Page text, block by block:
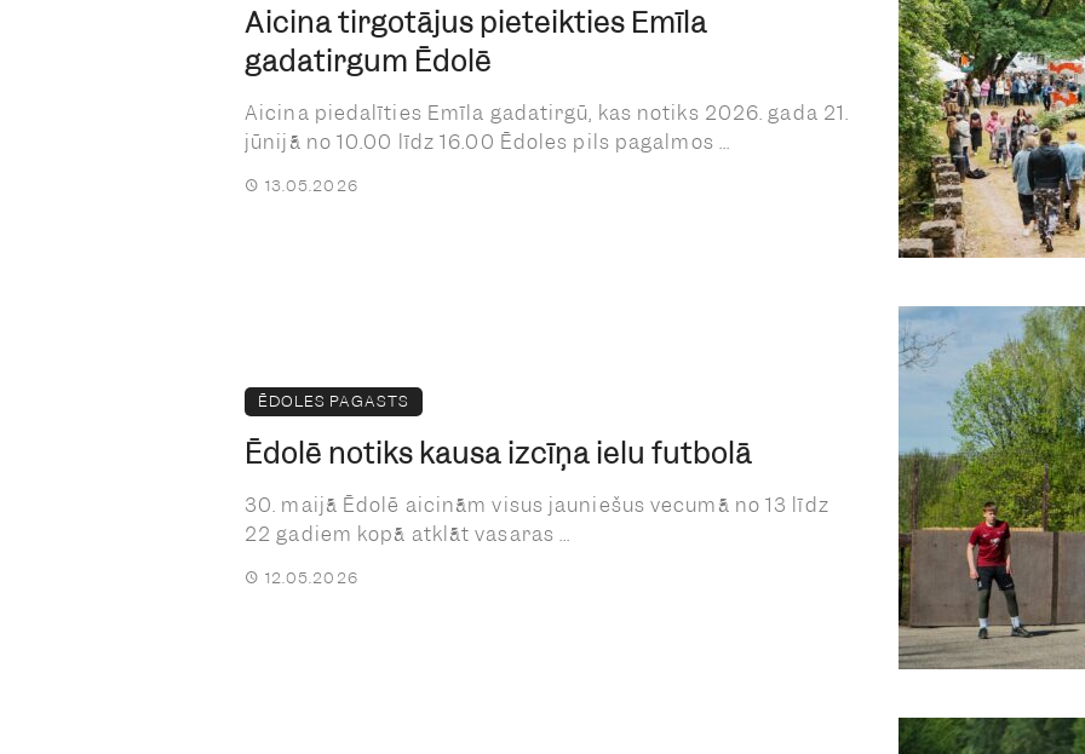
Aicina tirgotājus pieteikties Emīla
gadatirgum Ēdolē
Aicina piedalīties Emīla gadatirgū, kas notiks 2026. gada 21.
jūnijā no 10.00 līdz 16.00 Ēdoles pils pagalmos ...
13.05.2026
ĒDOLES PAGASTS
Ēdolē notiks kausa izcīņa ielu futbolā
30. maijā Ēdolē aicinām visus jauniešus vecumā no 13 līdz
22 gadiem kopā atklāt vasaras ...
12.05.2026